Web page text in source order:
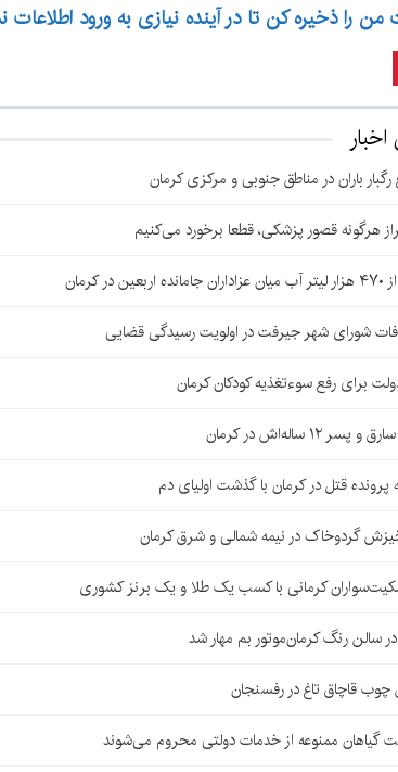
من را ذخیره کن تا در آینده نیازی به ورود اطلاعات
باران در مناطق جنوبی و مرکزی کرمان
هرگونه قصور پزشکی، قطعا برخورد می‌کنیم
شورای شهر جیرفت در اولویت رسیدگی قضایی
برای رفع سوءتغذیه کودکان کرمان
۱۲ ساله‌اش در کرمان
قتل در کرمان با گذشت اولیای دم
گردوخاک در نیمه شمالی و شرق کرمان
کرمانی با کسب یک طلا و یک برنز کشوری
رنگ کرمان‌موتور بم مهار شد
گیاهان ممنوعه از خدمات دولتی محروم می‌شوند